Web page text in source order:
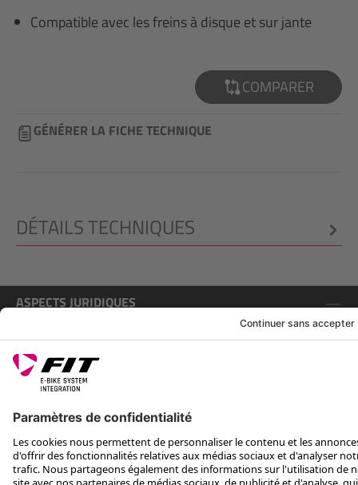
Compatible avec les freins à disque et sur jante
COMPARER
GÉNÉRER LA FICHE TECHNIQUE
DÉTAILS TECHNIQUES
ASPECTS JURIDIQUES
SERVICE
SUIS-NOUS SUR